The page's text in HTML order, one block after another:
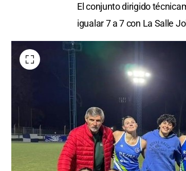
El conjunto dirigido
igualar 7 a 7 con La Salle